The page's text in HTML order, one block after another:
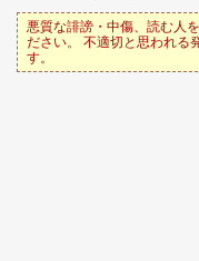
悪質な誹謗・中傷、読む人
ださい。 不適切と思われる
す。